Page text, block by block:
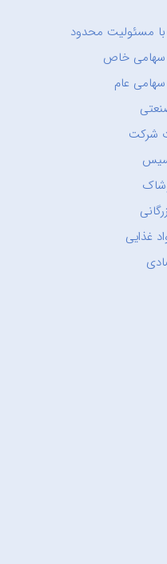
مسئولیت محدود
خاص
عام
شرکت
غذایی